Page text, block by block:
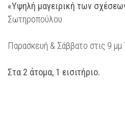
«Υψηλή μαγειρική των
Σωτηροπούλου
Παρασκευή & Σάββατο στις 9 μμ
Στα 2 άτομα, 1 εισιτήριο.